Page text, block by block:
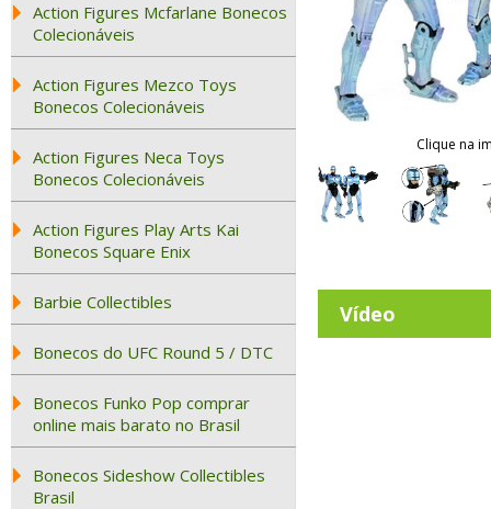
Action Figures Mcfarlane Bonecos
Colecionáveis
Action Figures Mezco Toys
Bonecos Colecionáveis
Action Figures Neca Toys
Bonecos Colecionáveis
Action Figures Play Arts Kai
Bonecos Square Enix
Barbie Collectibles
Bonecos do UFC Round 5 / DTC
Bonecos Funko Pop comprar
online mais barato no Brasil
Bonecos Sideshow Collectibles
Brasil
Clique na
Vídeo